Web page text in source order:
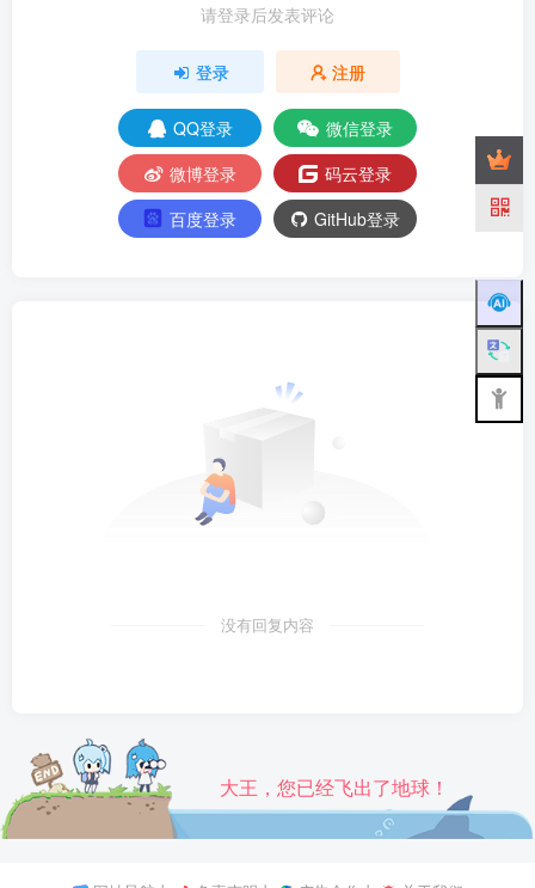
请登录后发表评论
登录 注册
QQ登录
微信登录
微博登录
码云登录
百度登录
GitHub登录
没有回复内容
大王，您已经飞出了地球！